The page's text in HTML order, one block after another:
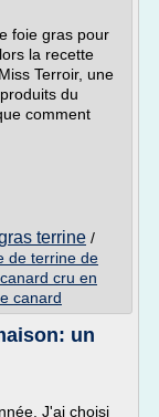
foie gras pour
la recette
Terroir, une
du
comment
terrine /
de terrine de
cru en
canard
un
J'ai choisi